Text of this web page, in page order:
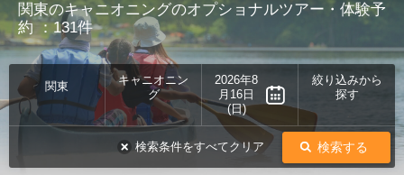
関東のキャニオニングのオプショナルツアー・体験予
約 ：131件
関東
キャニオニン
グ
2026年8
月16日
(日)
絞り込みから
探す
検索する
検索条件をすべてクリア